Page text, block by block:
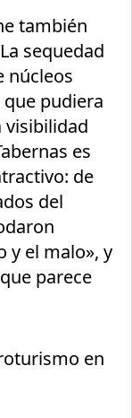
también
sequedad
núcleos
pudiera
visibilidad
es
de
del
y el malo», y
parece
en